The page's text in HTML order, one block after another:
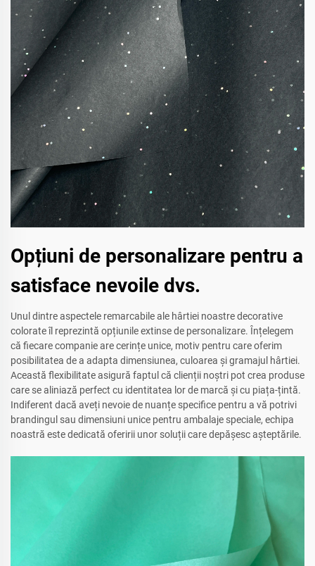
Opțiuni de personalizare pentru a
satisface nevoile dvs.
Unul dintre aspectele remarcabile ale hârtiei noastre decorative
colorate îl reprezintă opțiunile extinse de personalizare. Înțelegem
că fiecare companie are cerințe unice, motiv pentru care oferim
posibilitatea de a adapta dimensiunea, culoarea și gramajul hârtiei.
Această flexibilitate asigură faptul că clienții noștri pot crea produse
care se aliniază perfect cu identitatea lor de marcă și cu piața-țintă.
Indiferent dacă aveți nevoie de nuanțe specifice pentru a vă potrivi
brandingul sau dimensiuni unice pentru ambalaje speciale, echipa
noastră este dedicată oferirii unor soluții care depășesc așteptările.